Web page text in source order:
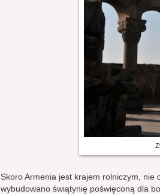
Skoro Armenia jest krajem rolniczym, nie
wybudowano świątynię poświęconą dla